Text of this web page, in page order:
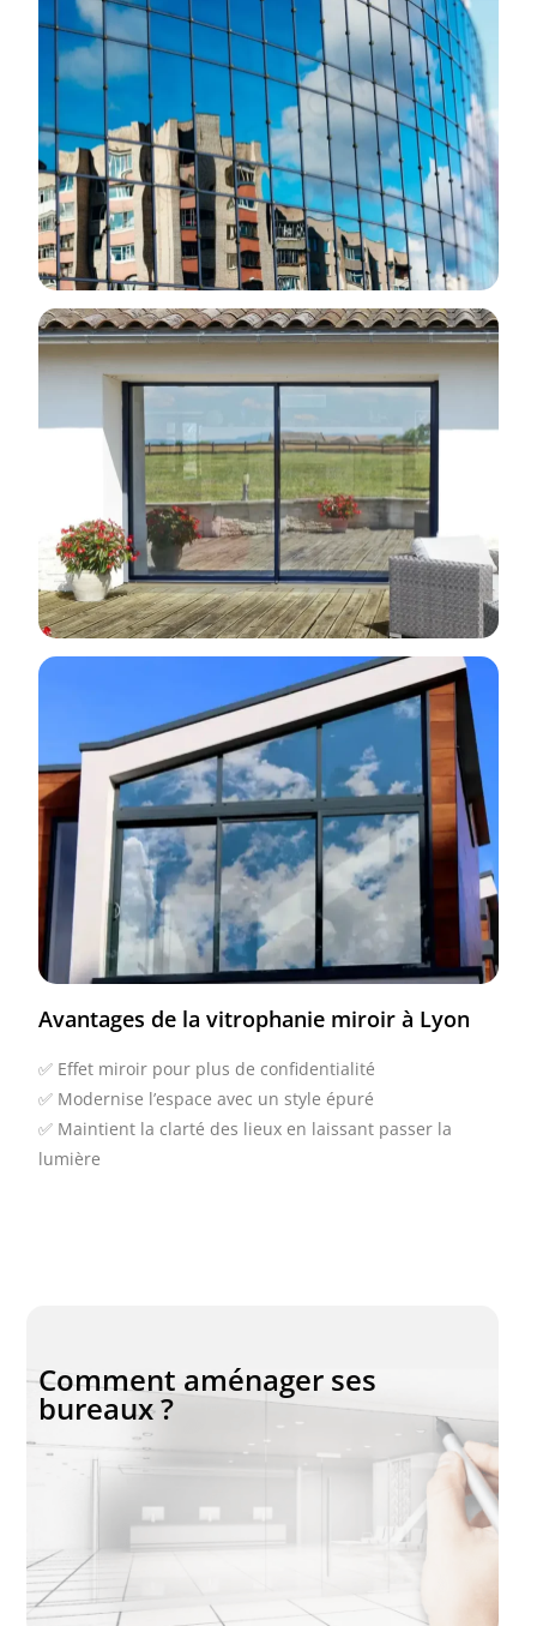
Avantages de la vitrophanie miroir à Lyon​
✅ Effet miroir pour plus de confidentialité
✅ Modernise l’espace avec un style épuré
✅ Maintient la clarté des lieux en laissant passer la
lumière
Comment aménager ses
bureaux ?